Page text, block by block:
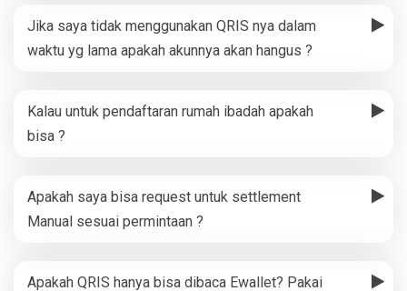
Jika saya tidak menggunakan QRIS nya dalam
waktu yg lama apakah akunnya akan hangus ?
Kalau untuk pendaftaran rumah ibadah apakah
bisa ?
Apakah saya bisa request untuk settlement
Manual sesuai permintaan ?
Apakah QRIS hanya bisa dibaca Ewallet? Pakai